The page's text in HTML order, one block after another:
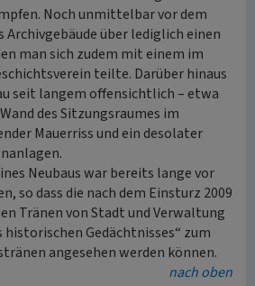
Noch unmittelbar vor dem
Archivgebäude über lediglich einen
man sich zudem mit einem im
teilte. Darüber hinaus
seit langem offensichtlich – etwa
des Sitzungsraumes im
Mauerriss und ein desolater
Neubaus war bereits lange vor
so dass die nach dem Einsturz 2009
Tränen von Stadt und Verwaltung
historischen Gedächtnisses“ zum
angesehen werden können.
nach oben